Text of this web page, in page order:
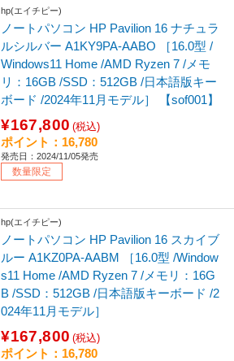
hp(エイチピー)
ノートパソコン HP Pavilion 16 ナチュラ
ルシルバー A1KY9PA-AABO ［16.0型 /
Windows11 Home /AMD Ryzen 7 /メモ
リ：16GB /SSD：512GB /日本語版キー
ボード /2024年11月モデル］ 【sof001】
¥167,800 (税込)
ポイント：16,780
発売日：2024/11/05発売
数量限定
hp(エイチピー)
ノートパソコン HP Pavilion 16 スカイブ
ルー A1KZ0PA-AABM ［16.0型 /Window
s11 Home /AMD Ryzen 7 /メモリ：16G
B /SSD：512GB /日本語版キーボード /2
024年11月モデル］
¥167,800 (税込)
ポイント：16,780